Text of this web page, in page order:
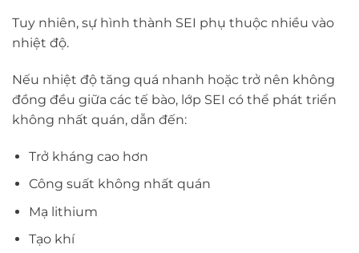
Tuy nhiên, sự hình thành SEI phụ thuộc nhiều vào
nhiệt độ.
Nếu nhiệt độ tăng quá nhanh hoặc trở nên không
đồng đều giữa các tế bào, lớp SEI có thể phát triển
không nhất quán, dẫn đến:
Trở kháng cao hơn
Công suất không nhất quán
Mạ lithium
Tạo khí